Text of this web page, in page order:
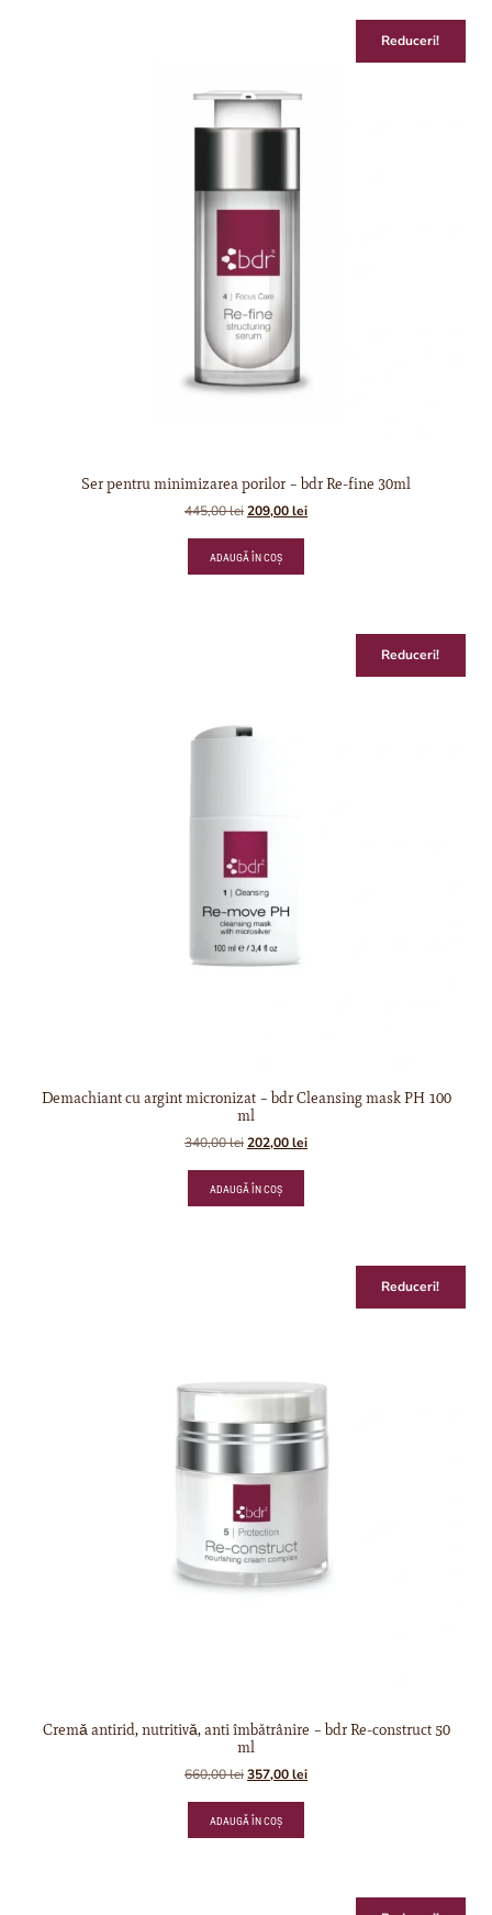
Reduceri!
Ser pentru minimizarea porilor – bdr Re-fine 30ml
445,00lei209,00lei
ADAUGĂ ÎN COȘ
Reduceri!
Demachiant cu argint micronizat – bdr Cleansing mask PH 100
ml
340,00lei202,00lei
ADAUGĂ ÎN COȘ
Reduceri!
Cremǎ antirid, nutritivǎ, anti îmbătrânire – bdr Re-construct 50
ml
660,00lei357,00lei
ADAUGĂ ÎN COȘ